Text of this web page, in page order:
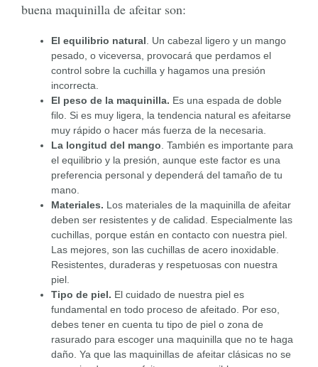
buena maquinilla de afeitar son:
El equilibrio natural . Un cabezal ligero y un mango
pesado, o viceversa, provocará que perdamos el
control sobre la cuchilla y hagamos una presión
incorrecta.
El peso de la maquinilla. Es una espada de doble
filo. Si es muy ligera, la tendencia natural es afeitarse
muy rápido o hacer más fuerza de la necesaria.
La longitud del mango . También es importante para
el equilibrio y la presión, aunque este factor es una
preferencia personal y dependerá del tamaño de tu
mano.
Materiales. Los materiales de la maquinilla de afeitar
deben ser resistentes y de calidad. Especialmente las
cuchillas, porque están en contacto con nuestra piel.
Las mejores, son las cuchillas de acero inoxidable.
Resistentes, duraderas y respetuosas con nuestra
piel.
Tipo de piel. El cuidado de nuestra piel es
fundamental en todo proceso de afeitado. Por eso,
debes tener en cuenta tu tipo de piel o zona de
rasurado para escoger una maquinilla que no te haga
daño. Ya que las maquinillas de afeitar clásicas no se